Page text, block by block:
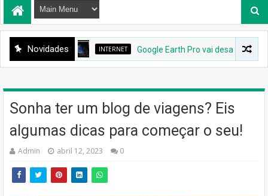
Novidades INTERNET Google Earth Pro vai desaparecer:
Sonha ter um blog de viagens? Eis
algumas dicas para começar o seu!
Admin abril 12, 2023 0